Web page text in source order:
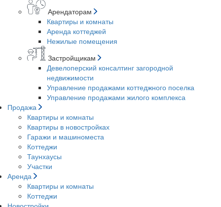
Арендаторам
Квартиры и комнаты
Аренда коттеджей
Нежилые помещения
Застройщикам
Девелоперский консалтинг загородной
недвижимости
Управление продажами коттеджного поселка
Управление продажами жилого комплекса
Продажа
Квартиры и комнаты
Квартиры в новостройках
Гаражи и машиноместа
Коттеджи
Таунхаусы
Участки
Аренда
Квартиры и комнаты
Коттеджи